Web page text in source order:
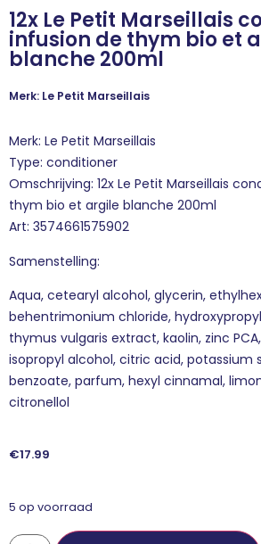
12x Le Petit Marseillais
infusion de thym bio et
blanche 200ml
Merk: Le Petit Marseillais
Merk: Le Petit Marseillais
Type: conditioner
Omschrijving: 12x Le Petit Marseillais
thym bio et argile blanche 200ml
Art: 3574661575902
Samenstelling:
Aqua, cetearyl alcohol, glycerin,
behentrimonium chloride,
thymus vulgaris extract, kaolin, zinc
isopropyl alcohol, citric acid, potassium
benzoate, parfum, hexyl cinnamal,
citronellol
€17.99
5 op voorraad